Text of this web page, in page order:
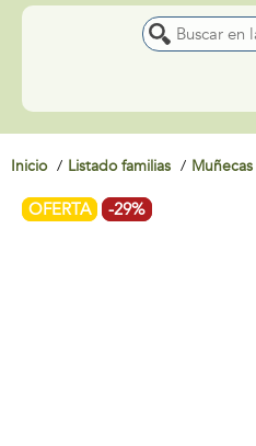
Inicio Listado familias Muñecas
OFERTA -29%